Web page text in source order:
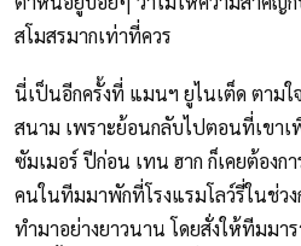
สโมสรมากเท่าที่ควร
นี่เป็นอีกครั้งที่ แมนฯ ยูไนเต็ด ตามใ
สนาม เพราะย้อนกลับไปตอนที่เขาเ
ซัมเมอร์ ปีก่อน เทน ฮาก ก็เคยต้องก
คนในทีมมาพักที่โรงแรมโลว์รี่ในช่ว
ทำมาอย่างยาวนาน โดยสั่งให้ทีมม